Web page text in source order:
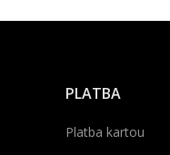
PLATBA
Platba kartou